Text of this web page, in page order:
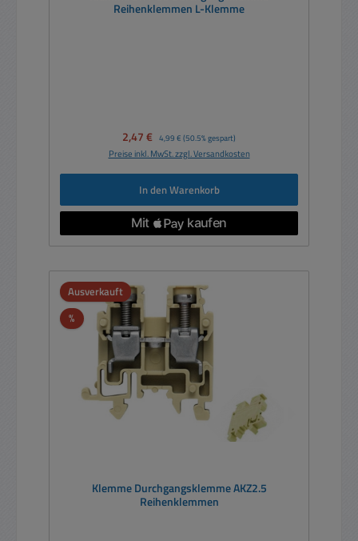
Reihenklemmen L-Klemme
Verkaufspreis:
2,47 € Regulärer Preis:
4,99 € (50.5% gespart)
Preise inkl. MwSt. zzgl. Versandkosten
In den Warenkorb
Ausverkauft
%Rabatt
Klemme Durchgangsklemme AKZ2.5
Reihenklemmen